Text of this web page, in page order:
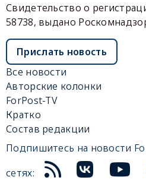
Свидетельство о
58738, выдано
Прислать новость
Все новости
Авторские колонки
ForPost-TV
Кратко
Состав редакции
Подпишитесь на новости
сетях: